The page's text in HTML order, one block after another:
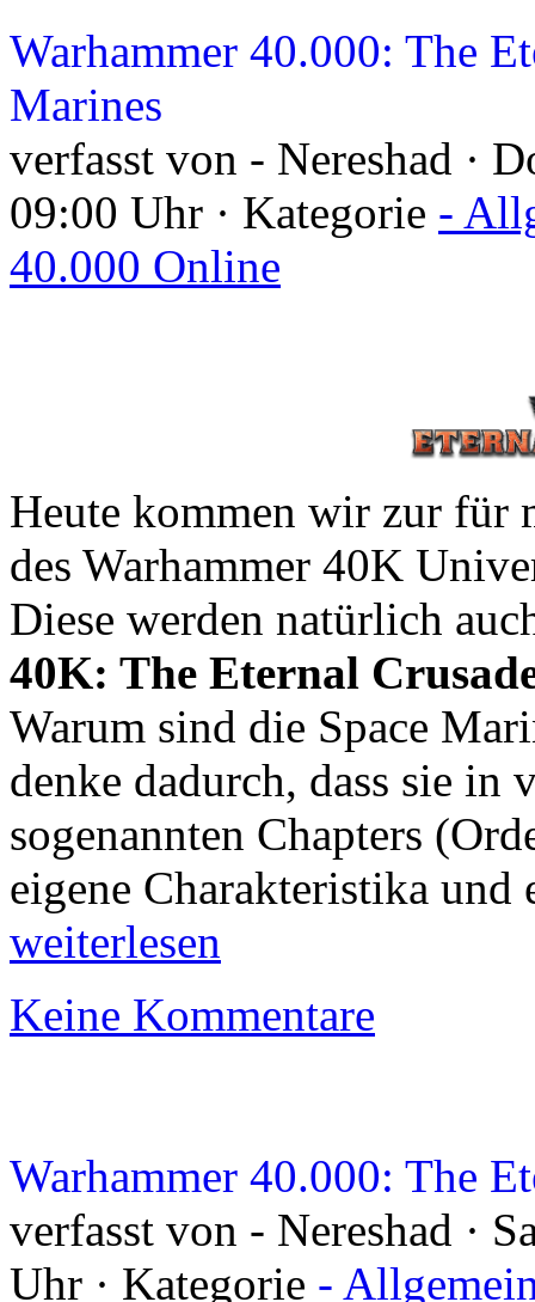
Warhammer 40.000: The
Marines
verfasst von - Nereshad ·
09:00 Uhr · Kategorie -
40.000 Online
Heute kommen wir zur für
des Warhammer 40K
Diese werden natürlich
40K: The Eternal
Warum sind die Space
denke dadurch, dass sie in
sogenannten Chapters
eigene Charakteristika und
weiterlesen
Keine Kommentare
Warhammer 40.000: The
verfasst von - Nereshad ·
Uhr · Kategorie -